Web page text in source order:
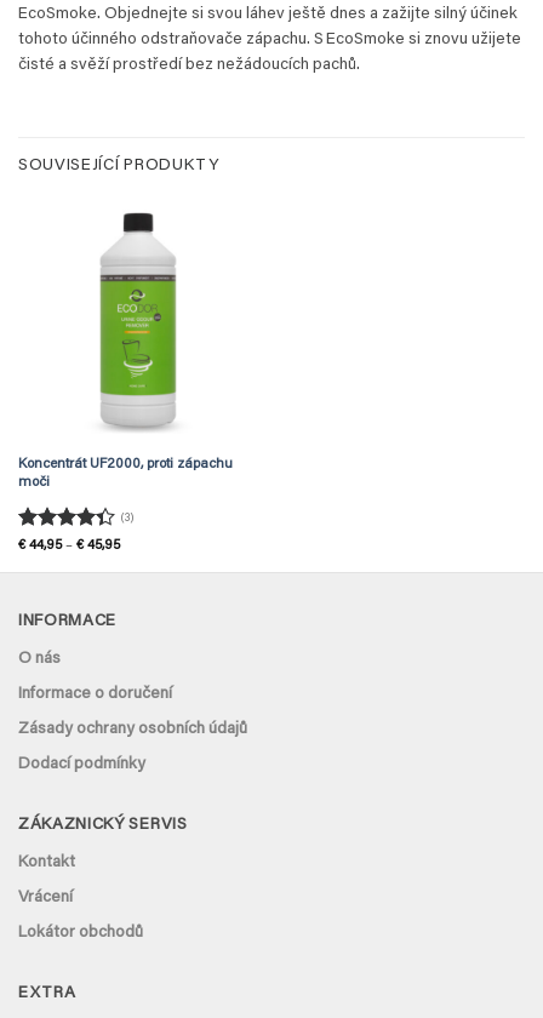
EcoSmoke. Objednejte si svou láhev ještě dnes a zažijte silný účinek
tohoto účinného odstraňovače zápachu. S EcoSmoke si znovu užijete
čisté a svěží prostředí bez nežádoucích pachů.
SOUVISEJÍCÍ PRODUKTY
Koncentrát UF2000, proti zápachu
moči
Hodnocení
(3)
€44,95 – €45,95Rozpětí
€ 44,95
INFORMACE
O nás
Informace o doručení
Zásady ochrany osobních údajů
Dodací podmínky
ZÁKAZNICKÝ SERVIS
Kontakt
Vrácení
Lokátor obchodů
EXTRA